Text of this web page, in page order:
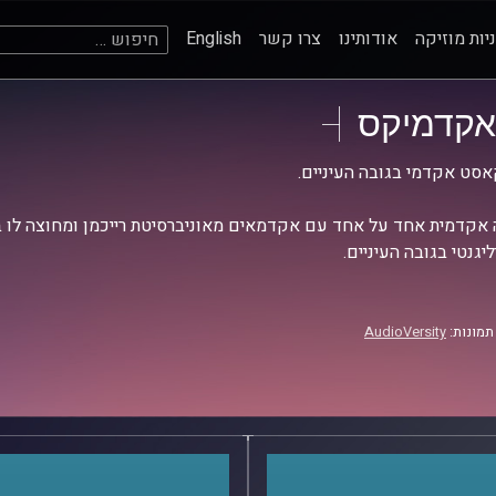
מוזיקה אודותינו צרו קשר English חיפוש:
אקדמיקס
אקדמי בגובה העיניים.
אקדמית אחד על אחד עם אקדמאים מאוניברסיטת רייכמן ומחוצה לו
בגובה העיניים.
AudioVersity